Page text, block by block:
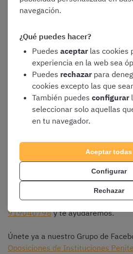
Período de prácticas:
Perfeccionamiento
Tras completar todas las fases del
tendréis que solicitar vuestro
funcionarios y funcionarias de
¡Ver fecha del examen de
¿Tienes dudas?Probablemente ya
centro de ayuda. Si no
aquí, escríbenos a
919040798y te ayudaremos.
Únete ya a nuestro Grupo de
Oposiciones de Instituciones
navegación.
¿Qué puedes hacer?
Puedes aceptar las cookies
experiencia en la web sea
Puedes rechazar para
cookies excepto las que
También puedes configurar
seleccionar solo aquellas
en tu navegador.
Aceptar todas
Configurar
Rechazar